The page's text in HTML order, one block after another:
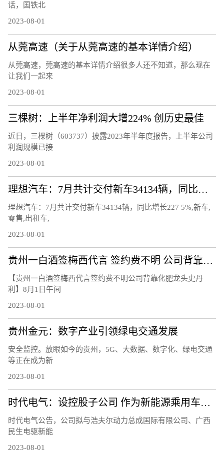
话，国铁北
2023-08-01
从莞高速（关于从莞高速的基本详情介绍）
从莞高速，莞高速的基本详情介绍很多人还不知道，那么现在
让我们一起来
2023-08-01
三棵树：上半年净利润大增224% 创历史最佳
近日，三棵树（603737）披露2023年半年度报告，上半年公司
利润规模已接
2023-08-01
理想汽车：7月共计交付新车34134辆，同比增长227.5%
理想汽车：7月共计交付新车34134辆，同比增长227 5%,新车,
零售,出租车,
2023-08-01
贵州一白酒签梅西代言 签约费不明 公司背靠化肥龙头史丹利
【贵州一白酒签梅西代言签约费不明公司背靠化肥龙头史丹
利】8月1日午间
2023-08-01
贵州金元：数字产业引领绿电交通发展
安全监控。放眼如今的贵州，5G、大数据、数字化、绿电交通
等正在成为新
2023-08-01
时代电气：设控股子公司 作为新能源乘用车电驱产业发展平台
时代电气公告，公司拟与浩夫尔动力总成国际有限公司、广西
民生电驱新能
2023-08-01